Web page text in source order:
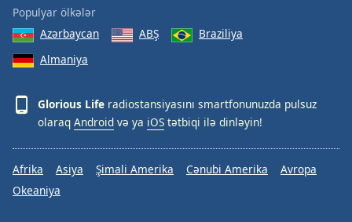
Dialog
End
dialog
Populyar ölkələr
Azərbaycan
ABŞ
Braziliya
Almaniya
Glorious Life radiostansiyasını smartfonunuzda pulsuz
olaraq Android və ya iOS tətbiqi ilə dinləyin!
Afrika Asiya Şimali Amerika Cənubi Amerika
Avropa
Okeaniya